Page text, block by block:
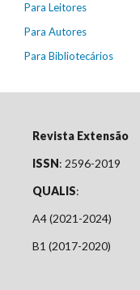
Para Leitores
Para Autores
Para Bibliotecários
Revista Extensão
ISSN : 2596-2019
QUALIS:
A4 (2021-2024)
B1 (2017-2020)